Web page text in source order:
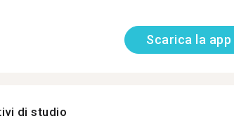
Scarica la app
di studio